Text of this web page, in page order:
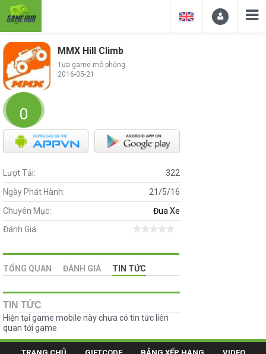
MMX Hill Climb
Tựa game mô phỏng
2016-05-21
0
Lượt Tải:
322
Ngày Phát Hành:
21/5/16
Chuyên Mục:
Đua Xe
Đánh Giá:
TỔNG QUAN ĐÁNH GIÁ TIN TỨC
TIN TỨC
Hiện tại game mobile này chưa có tin tức liên
quan tới game